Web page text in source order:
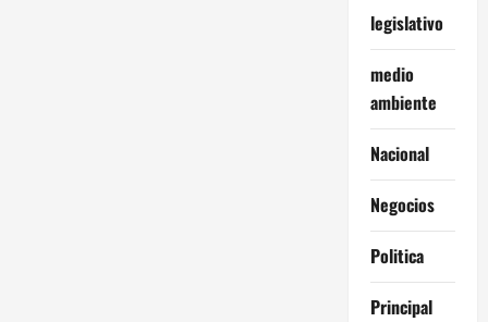
legislativo
medio
ambiente
Nacional
Negocios
Politica
Principal